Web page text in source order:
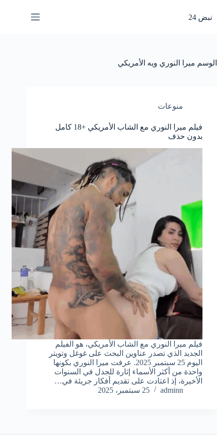
المحتوى
نبض 24
الوسم ميرا النوري ويه الأمريكي
منوعات
فيلم ميرا النوري مع الشاب الأمريكي +18 كامل
بدون حذف
فيلم ميرا النوري مع الشاب الأمريكي، هو الفيلم
الجديد الذي تصدر عناوين البحث على غوغل وتويتر
اليوم 25 سبتمبر 2025. عرفت ميرا النوري بكونها
واحدة من أكثر الأسماء إثارة للجدل في السنوات
الأخيرة، إذ اعتادت على تقديم أفكار جريئة في…
adminn
25 سبتمبر، 2025